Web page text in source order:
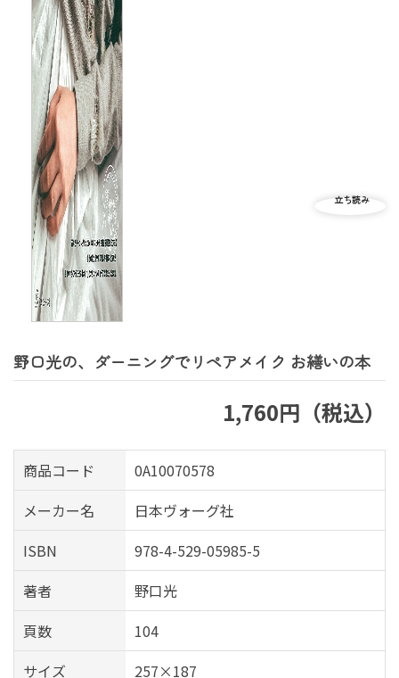
野口光の、ダーニングでリペアメイク お繕いの本
1,760円（税込）
商品コード
0A10070578
メーカー名
日本ヴォーグ社
ISBN
978-4-529-05985-5
著者
野口光
頁数
104
サイズ
257×187